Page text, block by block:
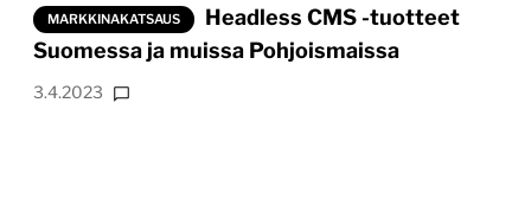
MARKKINAKATSAUS
Headless CMS -tuotteet
Suomessa ja muissa Pohjoismaissa
3.4.2023